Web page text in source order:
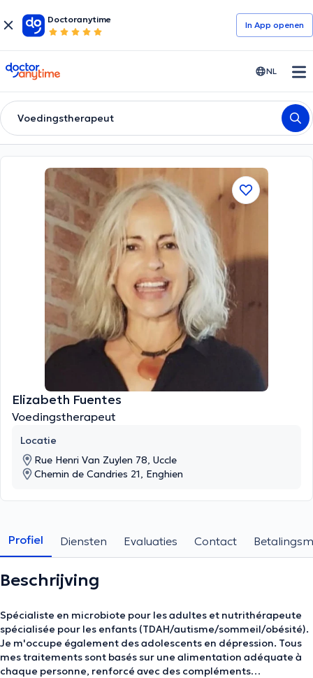
Doctoranytime
In App openen
doctoranytime NL
Voedingstherapeut
Elizabeth Fuentes
Voedingstherapeut
Locatie
Rue Henri Van Zuylen 78, Uccle
Chemin de Candries 21, Enghien
Profiel Diensten Evaluaties Contact
Beschrijving
Spécialiste en microbiote pour les adultes et nutrithérapeute
spécialisée pour les enfants (TDAH/autisme/sommeil/obésité).
Je m'occupe également des adolescents en dépression. Tous
mes traitements sont basés sur une alimentation adéquate à
chaque personne, renforcé avec des compléments